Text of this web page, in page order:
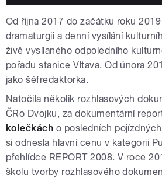
Od října 2017 do začátku roku
dramaturgii a denní vysílání
živě vysílaného odpoledního
pořadu stanice Vltava. Od února
jako šéfredaktorka.
Natočila několik rozhlasových
ČRo Dvojku, za dokumentární
kolečkách o posledních
si odnesla hlavní cenu v kategorii
přehlídce REPORT 2008. V roce
školu tvorby rozhlasového